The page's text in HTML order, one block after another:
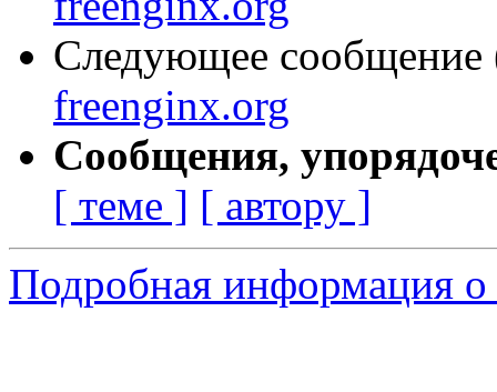
Следующее сообщение
freenginx.org
Сообщения,
[ теме ] [ автору ]
Подробная информация